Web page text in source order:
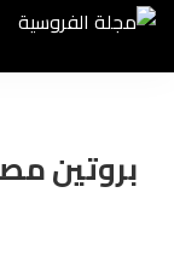
بروتين